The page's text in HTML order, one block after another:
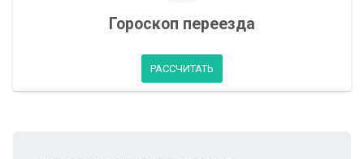
Гороскоп переезда
РАССЧИТАТЬ